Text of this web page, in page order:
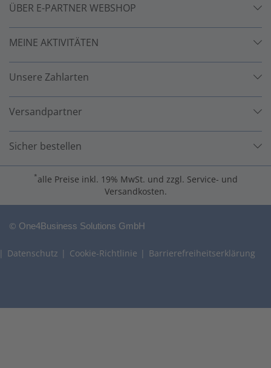
ÜBER E-PARTNER WEBSHOP
MEINE AKTIVITÄTEN
Unsere Zahlarten
Versandpartner
Sicher bestellen
*alle Preise inkl. 19% MwSt. und zzgl. Service- und
Versandkosten.
© One4Business Solutions GmbH
Datenschutz Cookie-Richtlinie Barrierefreiheitserklärung